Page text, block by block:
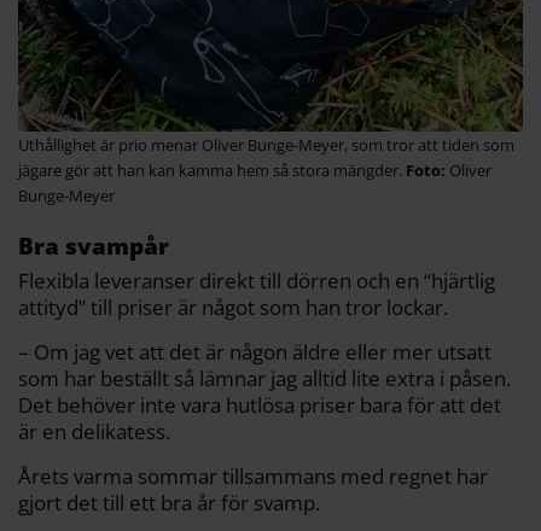
Uthållighet är prio menar Oliver Bunge-Meyer, som tror att tiden som
jägare gör att han kan kamma hem så stora mängder.
Oliver
Bunge-Meyer
Bra svampår
Flexibla leveranser direkt till dörren och en “hjärtlig
attityd” till priser är något som han tror lockar.
– Om jag vet att det är någon äldre eller mer utsatt
som har beställt så lämnar jag alltid lite extra i påsen.
Det behöver inte vara hutlösa priser bara för att det
är en delikatess.
Årets varma sommar tillsammans med regnet har
gjort det till ett bra år för svamp.